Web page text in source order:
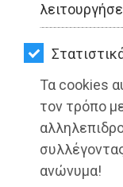
Τα cookies
τον τρόπο
ανώνυμα!
ΥΓΕΙΑ
LIFESTYLE
ΤΑΞΙΔΙΑ
ΕΞΟΔΟΣ